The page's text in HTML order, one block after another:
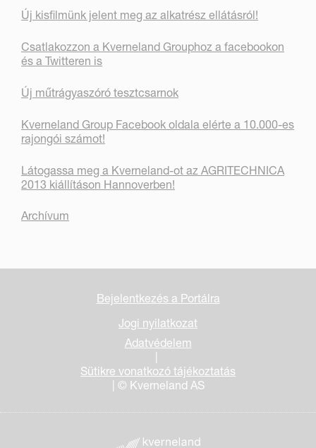
Új kisfilmünk jelent meg az alkatrész ellátásról!
Csatlakozzon a Kverneland Grouphoz a facebookon
és a Twitteren is
Új műtrágyaszóró tesztcsarnok
Kverneland Group Facebook oldala elérte a 10.000-es
rajongói számot!
Látogassa meg a Kverneland-ot az AGRITECHNICA
2013 kiállításon Hannoverben!
Archívum
Bejelentkezés a Portálra
Jogi nyilatkozat
Adatvédelem
Sütikre vonatkozó tájékoztatás
| © Kverneland AS